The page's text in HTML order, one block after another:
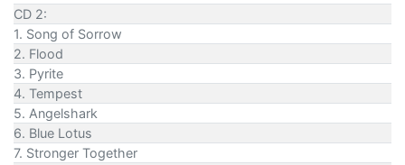
CD 2:
1. Song of Sorrow
2. Flood
3. Pyrite
4. Tempest
5. Angelshark
6. Blue Lotus
7. Stronger Together